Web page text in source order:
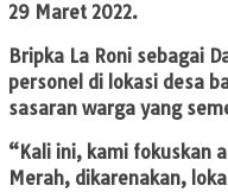
29 Maret 2022.
Bripka La Roni sebagai
personel di lokasi desa
sasaran warga yang
“Kali ini, kami fokuskan
Merah, dikarenakan,